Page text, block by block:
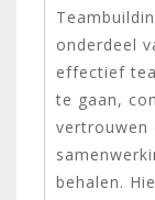
onderdeel
effectief
te gaan,
vertrouwen
behalen.